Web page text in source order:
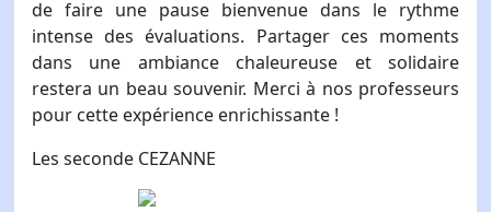
de faire une pause bienvenue dans le rythme
intense des évaluations. Partager ces moments
dans une ambiance chaleureuse et solidaire
restera un beau souvenir. Merci à nos professeurs
pour cette expérience enrichissante !
Les seconde CEZANNE